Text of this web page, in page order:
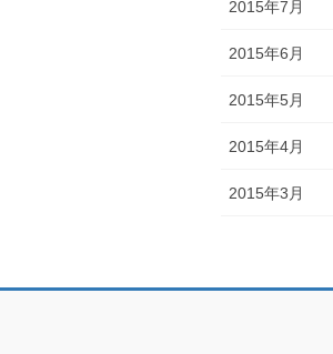
2015年7月
2015年6月
2015年5月
2015年4月
2015年3月